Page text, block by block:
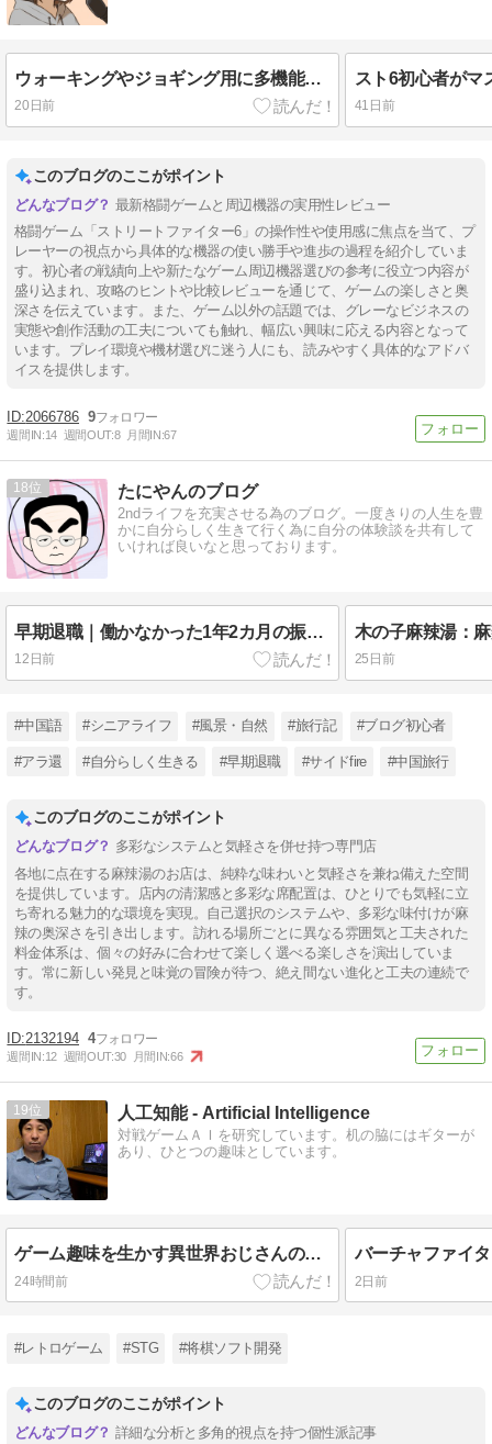
ウォーキングやジョギング用に多機能な小型音楽プレーヤーを買ってみた
20日前 41日前
このブログのここがポイント
最新格闘ゲームと周辺機器の実用性レビュー
格闘ゲーム「ストリートファイター6」の操作性や使用感に焦点を当て、プ
レーヤーの視点から具体的な機器の使い勝手や進歩の過程を紹介していま
す。初心者の戦績向上や新たなゲーム周辺機器選びの参考に役立つ内容が
盛り込まれ、攻略のヒントや比較レビューを通じて、ゲームの楽しさと奥
深さを伝えています。また、ゲーム以外の話題では、グレーなビジネスの
実態や創作活動の工夫についても触れ、幅広い興味に応える内容となって
います。プレイ環境や機材選びに迷う人にも、読みやすく具体的なアドバ
イスを提供します。
2066786 9
週間IN:14 週間OUT:8 月間IN:67
18 たにやんのブログ
2ndライフを充実させる為のブログ。一度きりの人生を豊
かに自分らしく生きて行く為に自分の体験談を共有して
いければ良いなと思っております。
早期退職｜働かなかった1年2カ月の振り返り
12日前
木の子麻辣湯：
25日前
#中国語 #シニアライフ #風景・自然 #旅行記 #ブログ初心者
#アラ還 #自分らしく生きる #早期退職 #サイドfire #中国旅行
このブログのここがポイント
多彩なシステムと気軽さを併せ持つ専門店
各地に点在する麻辣湯のお店は、純粋な味わいと気軽さを兼ね備えた空間
を提供しています。店内の清潔感と多彩な席配置は、ひとりでも気軽に立
ち寄れる魅力的な環境を実現。自己選択のシステムや、多彩な味付けが麻
辣の奥深さを引き出します。訪れる場所ごとに異なる雰囲気と工夫された
料金体系は、個々の好みに合わせて楽しく選べる楽しさを演出していま
す。常に新しい発見と味覚の冒険が待つ、絶え間ない進化と工夫の連続で
す。
2132194 4
週間IN:12 週間OUT:30 月間IN:66
19 人工知能 - Artificial Intelligence
対戦ゲームＡＩを研究しています。机の脇にはギターが
あり、ひとつの趣味としています。
ゲーム趣味を生かす異世界おじさんの挑戦！
24時間前 2日前
#レトロゲーム #STG #将棋ソフト開発
このブログのここがポイント
詳細な分析と多角的視点を持つ個性派記事